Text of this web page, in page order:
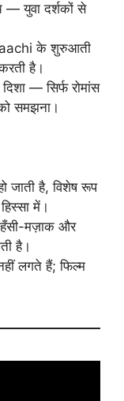
— युवा दर्शकों से
के शुरुआती
है।
— सिर्फ रोमांस
समझना।
जाती है, विशेष रूप
में।
हँसी-मज़ाक और
है।
लगते हैं; फिल्म